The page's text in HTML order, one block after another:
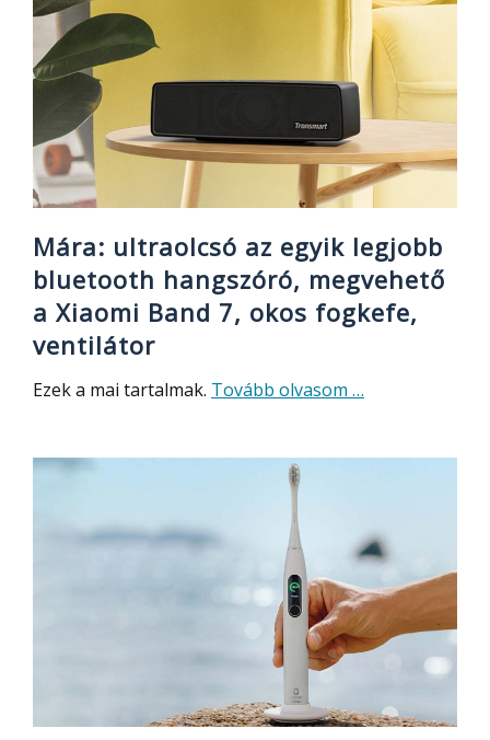
Mára: ultraolcsó az egyik legjobb
bluetooth hangszóró, megvehető
a Xiaomi Band 7, okos fogkefe,
ventilátor
Ezek a mai tartalmak. Tovább olvasom about
az
bluetooth
hangszóró,
megvehető
a
Xiaomi
Band
okos
fogkefe,
…